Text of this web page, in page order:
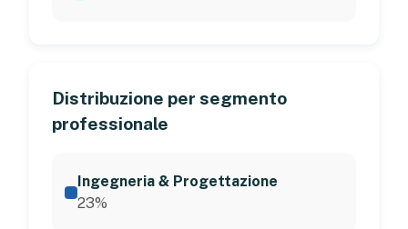
Distribuzione per segmento
professionale
Ingegneria & Progettazione
23%